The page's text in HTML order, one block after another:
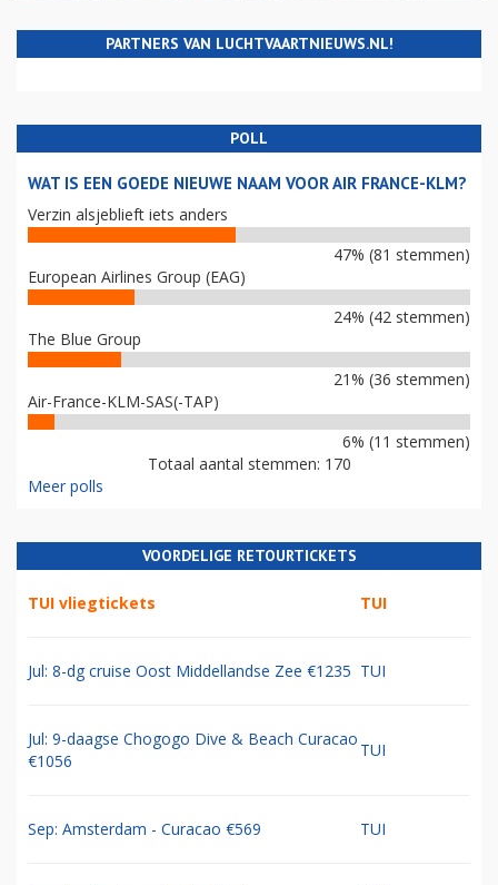
PARTNERS VAN LUCHTVAARTNIEUWS.NL!
POLL
WAT IS EEN GOEDE NIEUWE NAAM VOOR AIR FRANCE-KLM?
Verzin alsjeblieft iets anders
47% (81 stemmen)
European Airlines Group (EAG)
24% (42 stemmen)
The Blue Group
21% (36 stemmen)
Air-France-KLM-SAS(-TAP)
6% (11 stemmen)
Totaal aantal stemmen: 170
Meer polls
VOORDELIGE RETOURTICKETS
TUI vliegtickets TUI
Jul: 8-dg cruise Oost Middellandse Zee €1235 TUI
Jul: 9-daagse Chogogo Dive & Beach Curacao
€1056
TUI
Sep: Amsterdam - Curacao €569 TUI